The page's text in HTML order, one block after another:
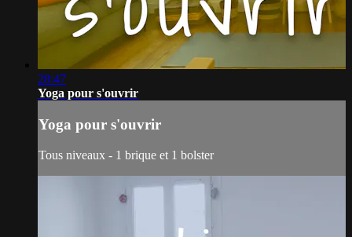
28:47
Yoga pour s'ouvrir
Yoga pour s'ouvrir
Tous niveaux - 1 brique et 1 bolster